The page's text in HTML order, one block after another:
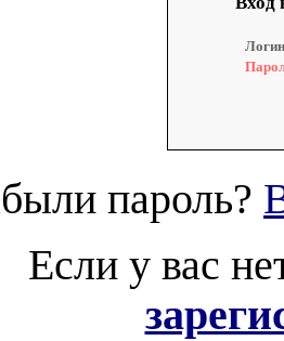
пароль?
Если у вас